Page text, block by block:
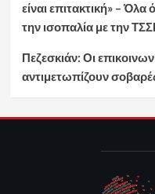
είναι επιτακτική» –
την ισοπαλία με την
Πεζεσκιάν: Οι
αντιμετωπίζουν